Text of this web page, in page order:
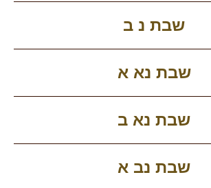
שבת נ ב
שבת נא א
שבת נא ב
שבת נב א